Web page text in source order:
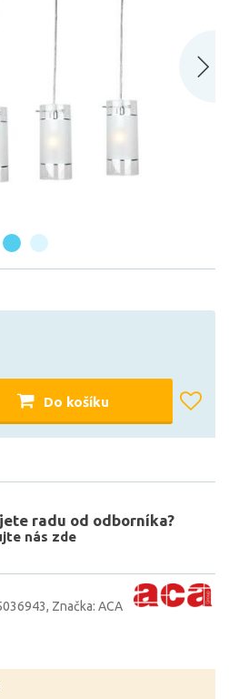
Do košíku
radu od odborníka?
nás zde
Značka: ACA